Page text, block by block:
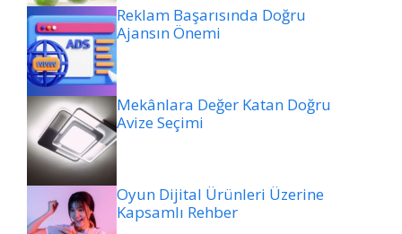
Reklam Başarısında Doğru
Ajansın Önemi
Mekânlara Değer Katan Doğru
Avize Seçimi
Oyun Dijital Ürünleri Üzerine
Kapsamlı Rehber